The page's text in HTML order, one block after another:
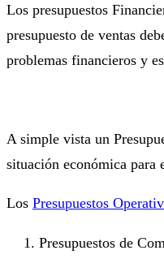
Los presupuestos
presupuesto de ventas
problemas financieros y
A simple vista un
situación económica para
Los Presupuestos
Presupuestos de